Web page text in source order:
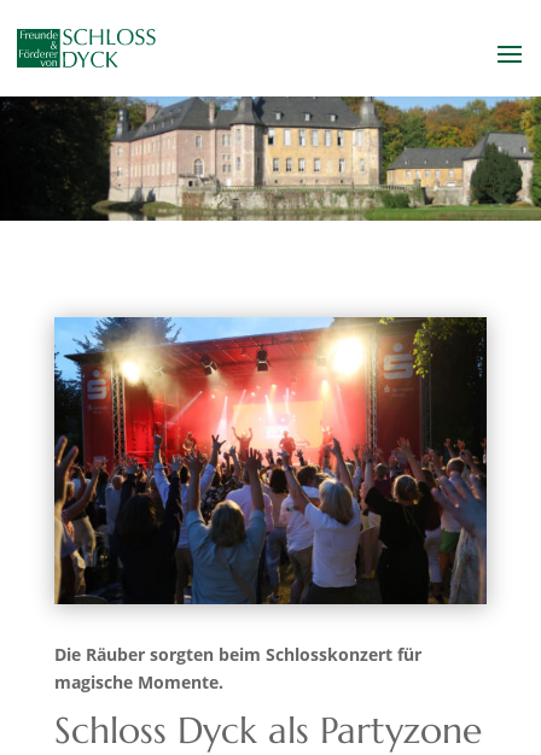
Die Räuber sorgten beim Schlosskonzert für
magische Momente.
Schloss Dyck als Partyzone